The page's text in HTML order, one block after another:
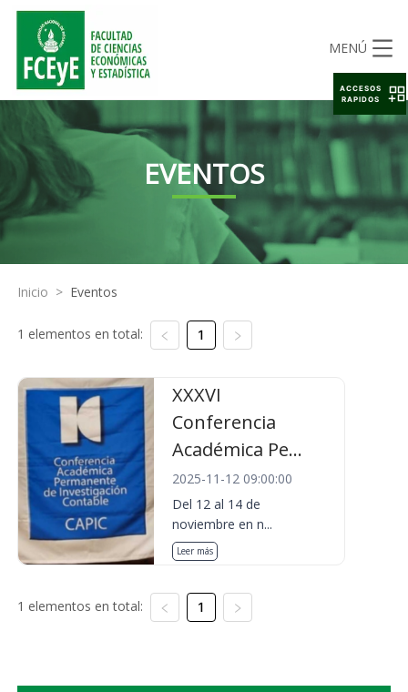
MENÚ
EVENTOS
Inicio > Eventos
1 elementos en total: 1
XXXVI
Conferencia
Académica Pe...
2025-11-12 09:00:00
Del 12 al 14 de
noviembre en n...
Leer más
1 elementos en total: 1
ACCESOS
RAPIDOS